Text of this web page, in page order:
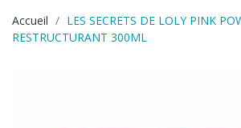
Accueil
LES SECRETS DE LOLY PINK
RESTRUCTURANT 300ML